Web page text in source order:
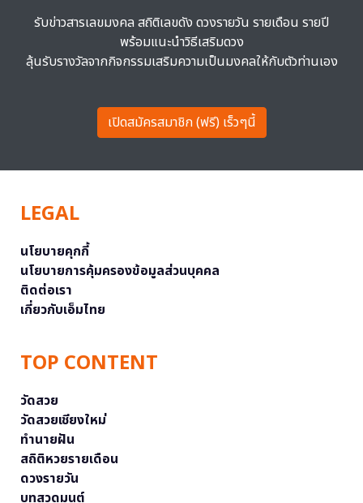
รับข่าวสารเลขมงคล สถิติเลขดัง ดวงรายวัน รายเดือน รายปี
พร้อมแนะนำวิธีเสริมดวง
ลุ้นรับรางวัลจากกิจกรรมเสริมความเป็นมงคลให้กับตัวท่านเอง
เปิดสมัครสมาชิก (ฟรี) เร็วๆนี้
LEGAL
นโยบายคุกกี้
นโยบายการคุ้มครองข้อมูลส่วนบุคคล
ติดต่อเรา
เกี่ยวกับเอ็มไทย
TOP CONTENT
วัดสวย
วัดสวยเชียงใหม่
ทำนายฝัน
สถิติหวยรายเดือน
ดวงรายวัน
บทสวดมนต์